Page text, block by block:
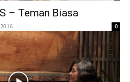
– Teman Biasa
0